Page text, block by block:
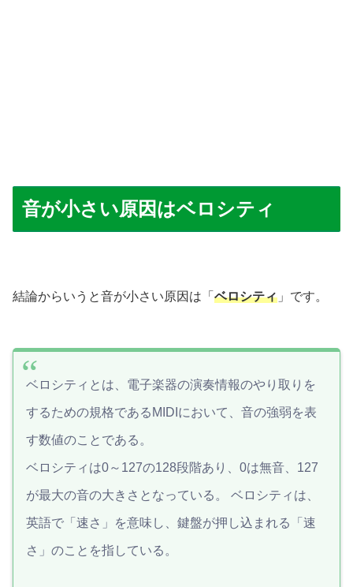
音が小さい原因はベロシティ
結論からいうと音が小さい原因は「 ベロシティ 」です。
ベロシティとは、電子楽器の演奏情報のやり取りを
するための規格であるMIDIにおいて、音の強弱を表
す数値のことである。
ベロシティは0～127の128段階あり、0は無音、127
が最大の音の大きさとなっている。 ベロシティは、
英語で「速さ」を意味し、鍵盤が押し込まれる「速
さ」のことを指している。